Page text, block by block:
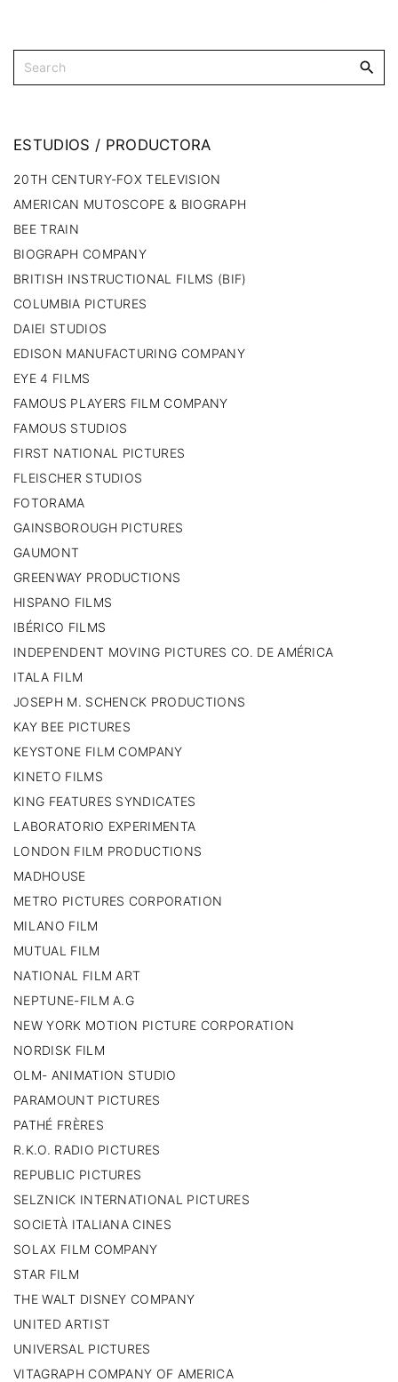
ESTUDIOS / PRODUCTORA
20TH CENTURY-FOX TELEVISION
AMERICAN MUTOSCOPE & BIOGRAPH
BEE TRAIN
BIOGRAPH COMPANY
BRITISH INSTRUCTIONAL FILMS (BIF)
COLUMBIA PICTURES
DAIEI STUDIOS
EDISON MANUFACTURING COMPANY
EYE 4 FILMS
FAMOUS PLAYERS FILM COMPANY
FAMOUS STUDIOS
FIRST NATIONAL PICTURES
FLEISCHER STUDIOS
FOTORAMA
GAINSBOROUGH PICTURES
GAUMONT
GREENWAY PRODUCTIONS
HISPANO FILMS
IBÉRICO FILMS
INDEPENDENT MOVING PICTURES CO. DE AMÉRICA
ITALA FILM
JOSEPH M. SCHENCK PRODUCTIONS
KAY BEE PICTURES
KEYSTONE FILM COMPANY
KINETO FILMS
KING FEATURES SYNDICATES
LABORATORIO EXPERIMENTA
LONDON FILM PRODUCTIONS
MADHOUSE
METRO PICTURES CORPORATION
MILANO FILM
MUTUAL FILM
NATIONAL FILM ART
NEPTUNE-FILM A.G
NEW YORK MOTION PICTURE CORPORATION
NORDISK FILM
OLM- ANIMATION STUDIO
PARAMOUNT PICTURES
PATHÉ FRÈRES
R.K.O. RADIO PICTURES
REPUBLIC PICTURES
SELZNICK INTERNATIONAL PICTURES
SOCIETÀ ITALIANA CINES
SOLAX FILM COMPANY
STAR FILM
THE WALT DISNEY COMPANY
UNITED ARTIST
UNIVERSAL PICTURES
VITAGRAPH COMPANY OF AMERICA